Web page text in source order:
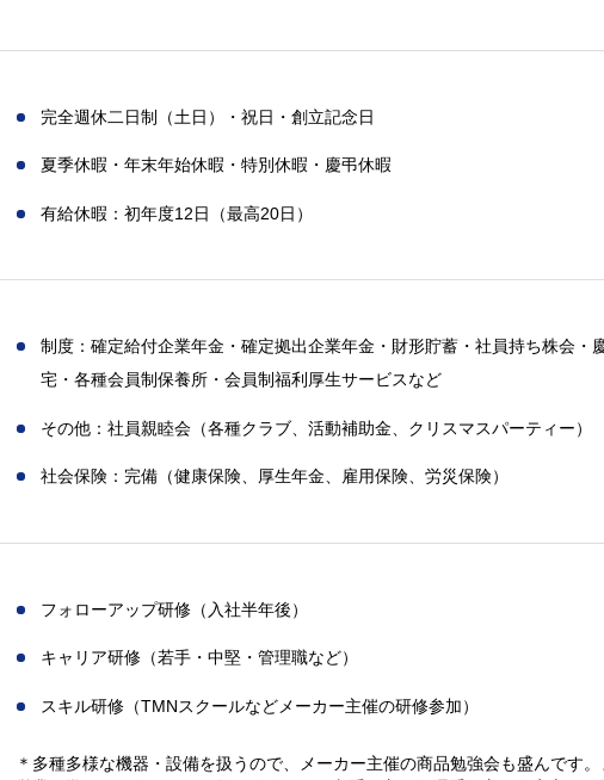
完全週休二日制（土日）・祝日・創立記念日
夏季休暇・年末年始休暇・特別休暇・慶弔休暇
有給休暇：初年度12日（最高20日）
制度：確定給付企業年金・確定拠出企業年金・財形貯蓄・社員持ち株会・
宅・各種会員制保養所・会員制福利厚生サービスなど
その他：社員親睦会（各種クラブ、活動補助金、クリスマスパーティー）
社会保険：完備（健康保険、厚生年金、雇用保険、労災保険）
フォローアップ研修（入社半年後）
キャリア研修（若手・中堅・管理職など）
スキル研修（TMNスクールなどメーカー主催の研修参加）
＊多種多様な機器・設備を扱うので、メーカー主催の商品勉強会も盛んです